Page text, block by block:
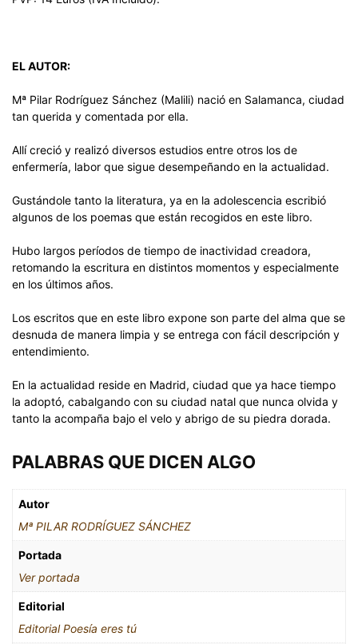
EL AUTOR:
Mª Pilar Rodríguez Sánchez (Malili) nació en Salamanca, ciudad
tan querida y comentada por ella.
Allí creció y realizó diversos estudios entre otros los de
enfermería, labor que sigue desempeñando en la actualidad.
Gustándole tanto la literatura, ya en la adolescencia escribió
algunos de los poemas que están recogidos en este libro.
Hubo largos períodos de tiempo de inactividad creadora,
retomando la escritura en distintos momentos y especialmente
en los últimos años.
Los escritos que en este libro expone son parte del alma que se
desnuda de manera limpia y se entrega con fácil descripción y
entendimiento.
En la actualidad reside en Madrid, ciudad que ya hace tiempo
la adoptó, cabalgando con su ciudad natal que nunca olvida y
tanto la acompaña bajo el velo y abrigo de su piedra dorada.
PALABRAS QUE DICEN ALGO
Autor
Mª PILAR RODRÍGUEZ SÁNCHEZ
Portada
Ver portada
Editorial
Editorial Poesía eres tú